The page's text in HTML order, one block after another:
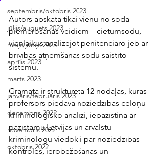
septembris/oktobris 2023
jūlijs/augusts 2023
maijs/jūnijs 2023
aprīlis 2023
marts 2023
janvāris/februāris 2023
decembris 2022
novembris 2022
oktobris 2022
Autors apskata tikai vienu no soda
piemērošanas veidiem – cietumsodu,
vienlaikus analizējot penitenciāro jeb ar
brīvības atņemšanas sodu saistīto
sistēmu.
Grāmata ir strukturēta 12 nodaļās, kurās
profersors piedāvā noziedzības cēloņu
kriminoloģisko analīzi, iepazīstina ar
pazīstamu Latvijas un ārvalstu
kriminologu viedokli par noziedzības
kontroles, ierobežošanas un